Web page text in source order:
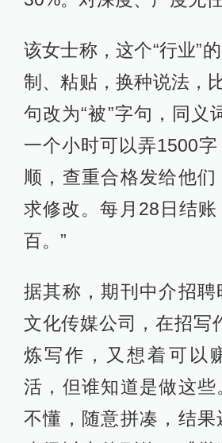
该女士称，这个“行业”
制、粘贴，换种说法，
句改为“被”字句，同义
一个小时可以弄1500
顺，查重合格发给他
求修改。每月28日结
百。”
据其称，期刊中介招聘
文化传媒公司，在招写
炼写作，又想着可以
活，但谁知道是做这
不懂，随意拼凑，结